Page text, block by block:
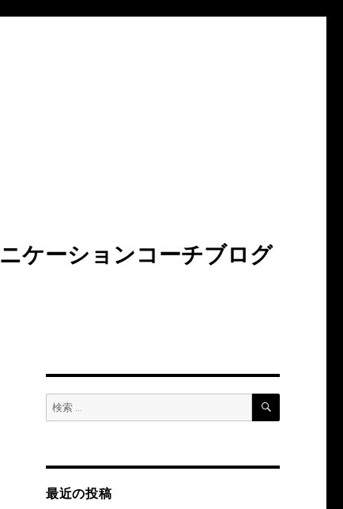
ケーションコーチブログ
検
索:
検
最近の投稿